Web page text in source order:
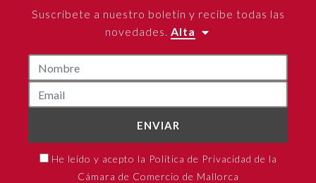
Suscríbete a nuestro boletín y recibe todas las
novedades. Alta
ENVIAR
He leído y acepto la Política de Privacidad de la
Cámara de Comercio de Mallorca